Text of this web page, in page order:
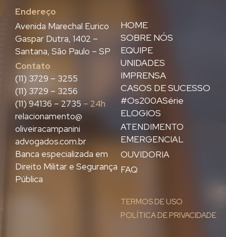
Endereço
HOME
SOBRE NÓS
EQUIPE
UNIDADES
IMPRENSA
CASOS DE SUCESSO
#Os200ASérie
ELOGIOS
ATENDIMENTO
EMERGENCIAL
OUVIDORIA
FAQ
TERMOS DE USO
POLÍTICA DE PRIVACIDADE
Avenida Marechal Eurico
Gaspar Dutra, 1402 –
Santana, São Paulo – SP
Contato
(11) 3729 – 3255
(11) 3729 – 3256
(11) 94136 – 2735 – 24h
relacionamento@
oliveiracampanini
advogados.com.br
Banca especializada em
Direito Militar e Segurança
Pública